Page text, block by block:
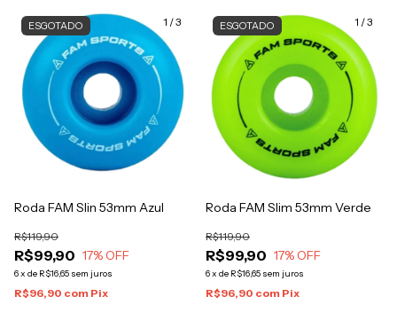
1 /3
ESGOTADO
Roda FAM Slin 53mm Azul
R$99,90
R$119,90
17% OFF
6x de R$16,65 sem juros
R$96,90 com Pix
1 /3
ESGOTADO
Roda FAM Slim 53mm Verde
R$99,90
R$119,90
17% OFF
6x de R$16,65 sem juros
R$96,90 com Pix